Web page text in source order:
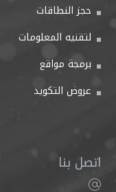
حجز النطاقات
لتقنيه المعلومات
برمجة مواقع
عروض التكويد
اتصل بنا